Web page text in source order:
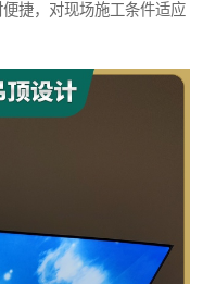
捷，对现场施工条件适应